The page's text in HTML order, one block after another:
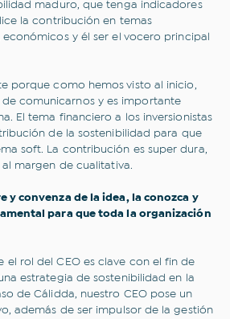
maduro, que tenga indicadores
la contribución en temas
económicos y él ser el vocero principal
porque como hemos visto al inicio,
comunicarnos y es importante
El tema financiero a los inversionistas
de la sostenibilidad para que
soft. La contribución es super dura,
margen de cualitativa.
y convenza de la idea, la conozca y
para que toda la organización
el rol del CEO es clave con el fin de
estrategia de sostenibilidad en la
de Cálidda, nuestro CEO pose un
además de ser impulsor de la gestión